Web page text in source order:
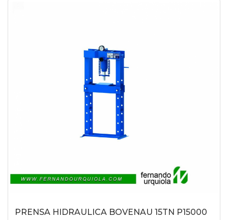
PRENSA HIDRAULICA BOVENAU 15TN P15000